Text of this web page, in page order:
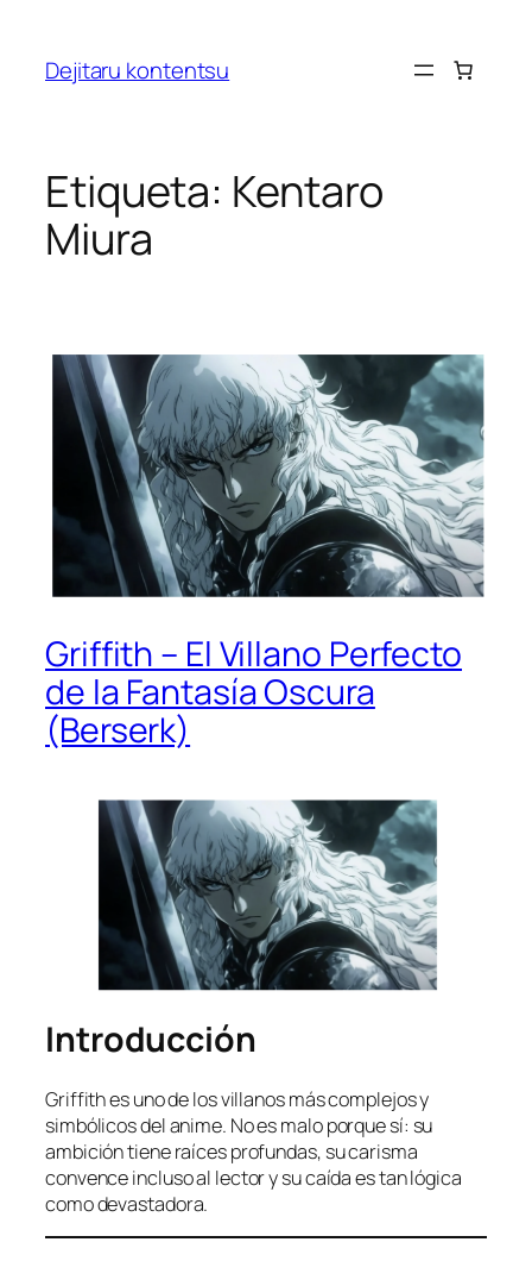
contenido
Dejitaru kontentsu
Etiqueta: Kentaro
Miura
Griffith – El Villano Perfecto
de la Fantasía Oscura
(Berserk)
Introducción
Griffith es uno de los villanos más complejos y
simbólicos del anime. No es malo porque sí: su
ambición tiene raíces profundas, su carisma
convence incluso al lector y su caída es tan lógica
como devastadora.